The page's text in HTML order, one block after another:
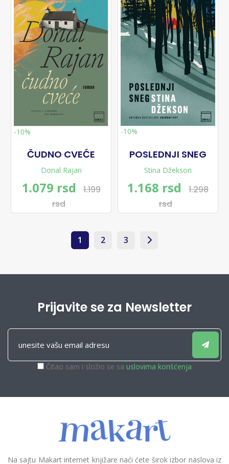
-10%
ČUDNO CVEĆE
Donal Rajan
1.079 rsd
1.199
rsd
-10%
POSLEDNJI SNEG
Stina Džekson
1.168 rsd
1.298
rsd
1 2 3
Prijavite se za Newsletter
Čitao sam i složio se sa uslovima korišćenja
Na sajtu Makart internet knjižare naći ćete širok izbor naslova iz